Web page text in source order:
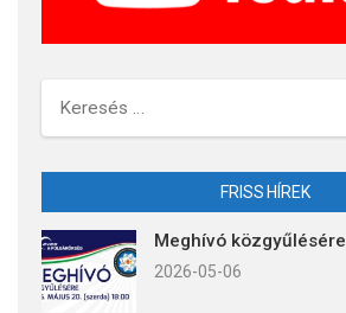
FRISS HÍREK
Meghívó közgyűlésére
2026-05-06